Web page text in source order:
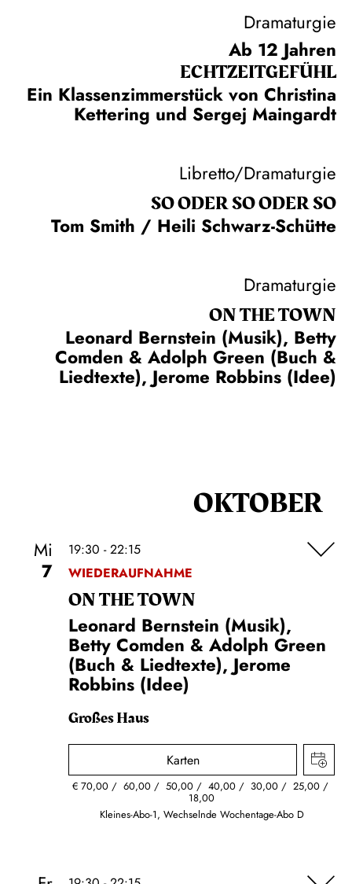
Dramaturgie
Ab 12 Jahren
ECHT­ZEIT­GEFÜHL
Ein Klassenzimmerstück von Christina
Kettering und Sergej Maingardt
Libretto/Dramaturgie
SO ODER SO ODER SO
Tom Smith / Heili Schwarz-Schütte
Dramaturgie
ON THE TOWN
Leonard Bernstein (Musik), Betty
Comden & Adolph Green (Buch &
Liedtexte), Jerome Robbins (Idee)
OKTOBER
Mi
7
19:30 - 22:15
WIEDERAUFNAHME
ON THE TOWN
Leonard Bernstein (Musik),
Betty Comden & Adolph Green
(Buch & Liedtexte), Jerome
Robbins (Idee)
Großes Haus
Karten
€ 70,00 60,00 50,00 40,00 30,00 25,00
18,00
Kleines-Abo-1, Wechselnde Wochentage-Abo D